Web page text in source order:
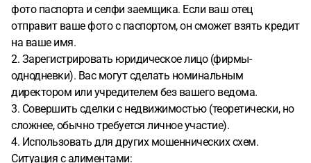
фото паспорта и селфи заемщика. Если ваш отец
отправит ваше фото с паспортом, он сможет взять кредит
на ваше имя.
2. Зарегистрировать юридическое лицо (фирмы-
однодневки). Вас могут сделать номинальным
директором или учредителем без вашего ведома.
3. Совершить сделки с недвижимостью (теоретически, но
сложнее, обычно требуется личное участие).
4. Использовать для других мошеннических схем.
Ситуация с алиментами: